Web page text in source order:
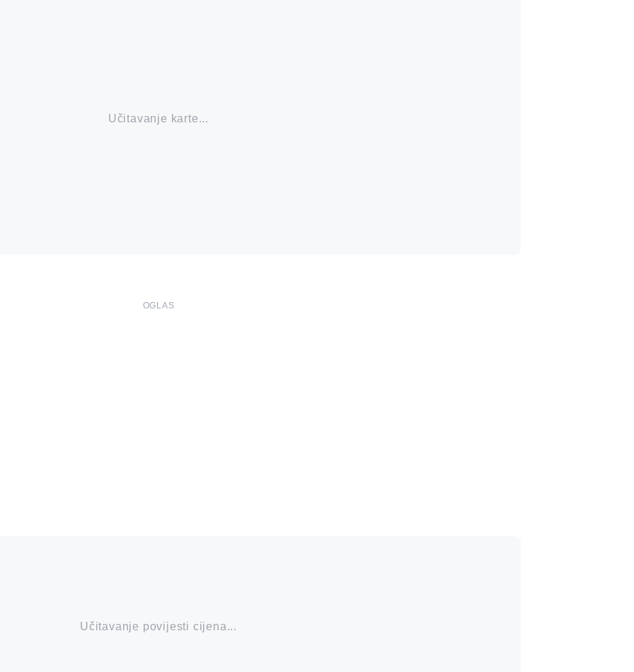
Učitavanje karte...
OGLAS
Učitavanje povijesti cijena...